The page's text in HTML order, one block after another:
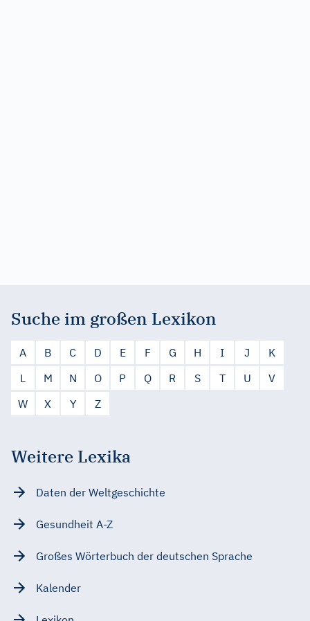
Suche im großen Lexikon
A B C D E F G H I J
K
L
M N O P Q R S T U
V
W
X Y Z
Weitere Lexika
Daten der Weltgeschichte
Gesundheit A-Z
Großes Wörterbuch der deutschen Sprache
Kalender